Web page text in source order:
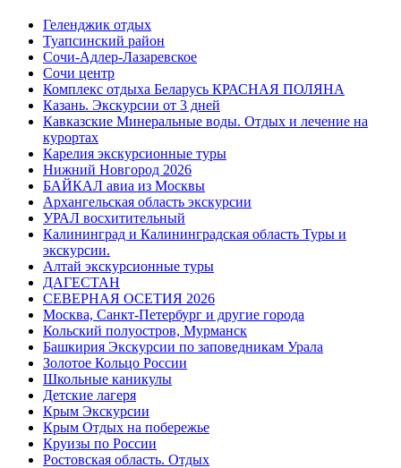
Геленджик отдых
Туапсинский район
Сочи-Адлер-Лазаревское
Сочи центр
Комплекс отдыха Беларусь КРАСНАЯ ПОЛЯНА
Казань. Экскурсии от 3 дней
Кавказские Минеральные воды. Отдых и лечение на
курортах
Карелия экскурсионные туры
Нижний Новгород 2026
БАЙКАЛ авиа из Москвы
Архангельская область экскурсии
УРАЛ восхитительный
Калининград и Калининградская область Туры и
экскурсии.
Алтай экскурсионные туры
ДАГЕСТАН
СЕВЕРНАЯ ОСЕТИЯ 2026
Москва, Санкт-Петербург и другие города
Кольский полуостров, Мурманск
Башкирия Экскурсии по заповедникам Урала
Золотое Кольцо России
Школьные каникулы
Детские лагеря
Крым Экскурсии
Крым Отдых на побережье
Круизы по России
Ростовская область. Отдых